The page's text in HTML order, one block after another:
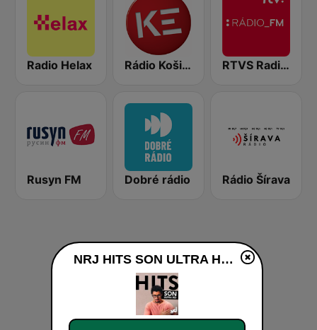
Radio Helax Rádio Košice RTVS Radio FM
Rusyn FM Dobré rádio Rádio Šírava
NRJ HITS SON ULTRA HD en ligne